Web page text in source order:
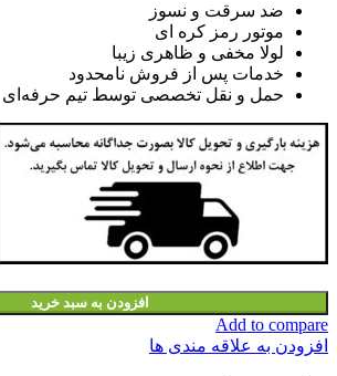
ضد سرقت و نسوز
موتور رمز کره ای
لولا مخفی و ظاهری زیبا
خدمات پس از فروش نامحدود
حمل و نقل تخصصی توسط تیم حرفه‌ای
افزودن به سبد خرید
Add to compare
افزودن به علاقه مندی ها